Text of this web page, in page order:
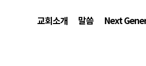
교회소개 말씀 Next